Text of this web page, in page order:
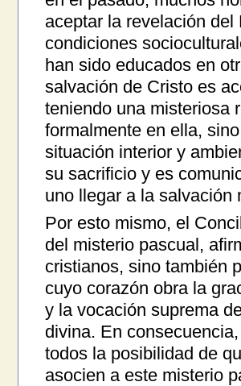
aceptar la revelación
condiciones
han sido educados en
salvación de Cristo es
teniendo una misteriosa
formalmente en ella,
situación interior y
su sacrificio y es
uno llegar a la salvación
Por esto mismo, el
del misterio pascual,
cristianos, sino también
cuyo corazón obra la
y la vocación suprema
divina. En
todos la posibilidad de
asocien a este misterio